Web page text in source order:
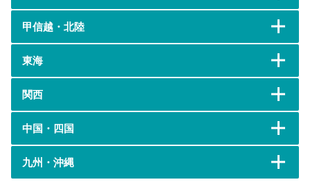
甲信越・北陸
東海
関西
中国・四国
九州・沖縄